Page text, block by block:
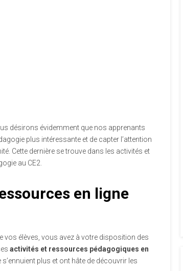
désirons évidemment que nos apprenants
plus intéressante et de capter l’attention
Cette dernière se trouve dans les activités et
au CE2.
en ligne
vos élèves, vous avez à votre disposition des
activités et ressources pédagogiques en
plus et ont hâte de découvrir les